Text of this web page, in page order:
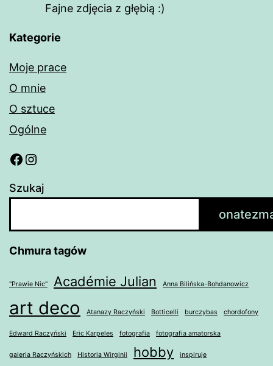
Fajne zdjęcia z głębią :)
Kategorie
Moje prace
O mnie
O sztuce
Ogólne
Facebook
Instagram
Szukaj
Chmura tagów
"Prawie Nic" Académie Julian Anna Bilińska-Bohdanowicz
art deco Atanazy Raczyński Botticelli burczybas chordofony
Edward Raczyński Eric Karpeles fotografia fotografia amatorska
galeria Raczyńskich Historia Wirginii hobby inspiruje